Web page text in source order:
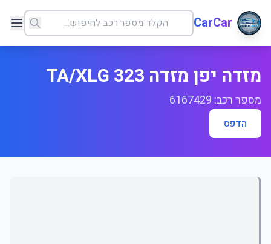
CarCar
מזדה יפן מזדה 323 TA/XLG
מספר רכב: 6167429
הדפס